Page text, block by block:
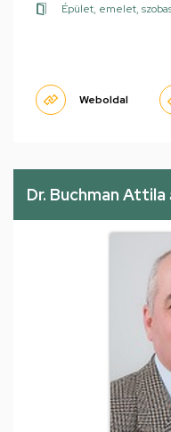
Épület, emelet,
Weboldal
Dr. Buchman Attila